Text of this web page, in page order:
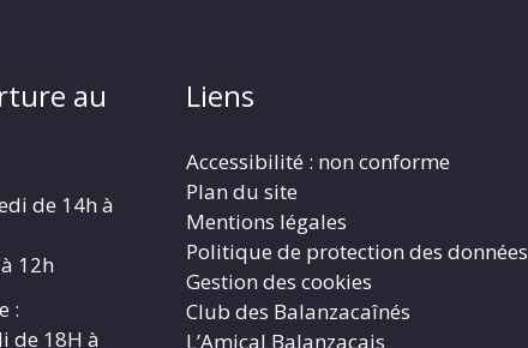
au
de 14h à
12h
:
de 18H à
Liens
Accessibilité : non conforme
Plan du site
Mentions légales
Politique de protection des données
Gestion des cookies
Club des Balanzacaînés
L’Amical Balanzacais